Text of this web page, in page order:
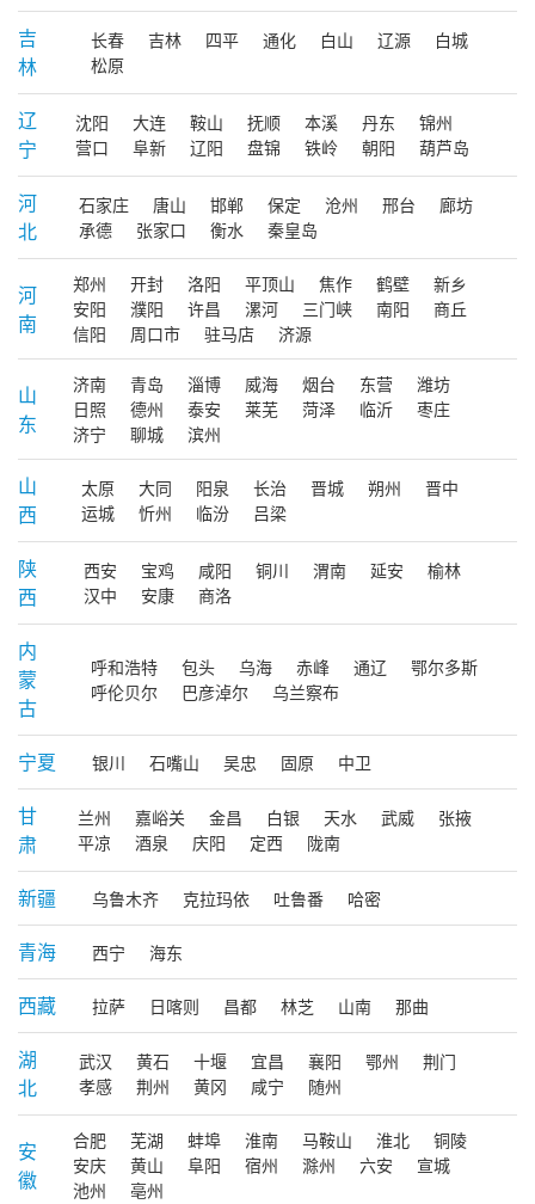
吉
林
长春 吉林 四平 通化 白山 辽源
白城
松原
辽
宁
沈阳 大连 鞍山 抚顺 本溪 丹东
锦州
营口
阜新 辽阳 盘锦 铁岭 朝阳 葫芦岛
河
北
石家庄 唐山 邯郸 保定 沧州 邢台
廊坊
承德
张家口 衡水 秦皇岛
河
南
郑州 开封 洛阳 平顶山 焦作 鹤壁
新乡
安阳
濮阳 许昌 漯河 三门峡 南阳
商丘
信阳
周口市 驻马店 济源
山
东
济南 青岛 淄博 威海 烟台 东营
潍坊
日照
德州 泰安 莱芜 菏泽 临沂
枣庄
济宁
聊城 滨州
山
西
太原 大同 阳泉 长治 晋城 朔州
晋中
运城
忻州 临汾 吕梁
陕
西
西安 宝鸡 咸阳 铜川 渭南 延安
榆林
汉中
安康 商洛
内
蒙
古
呼和浩特 包头 乌海 赤峰 通辽
鄂尔多斯
呼伦贝尔
巴彦淖尔 乌兰察布
宁夏 银川 石嘴山 吴忠 固原 中卫
甘
肃
兰州 嘉峪关 金昌 白银 天水 武威
张掖
平凉
酒泉 庆阳 定西 陇南
新疆 乌鲁木齐 克拉玛依 吐鲁番 哈密
青海 西宁 海东
西藏 拉萨 日喀则 昌都 林芝 山南 那曲
湖
北
武汉 黄石 十堰 宜昌 襄阳 鄂州
荆门
孝感
荆州 黄冈 咸宁 随州
安
徽
合肥 芜湖 蚌埠 淮南 马鞍山 淮北
铜陵
安庆
黄山 阜阳 宿州 滁州 六安
宣城
池州
亳州